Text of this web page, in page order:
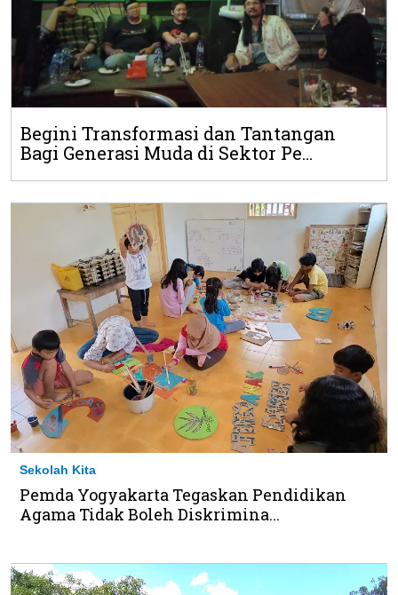
Begini Transformasi dan Tantangan
Bagi Generasi Muda di Sektor Pe...
Sekolah Kita
Pemda Yogyakarta Tegaskan Pendidikan
Agama Tidak Boleh Diskrimina...